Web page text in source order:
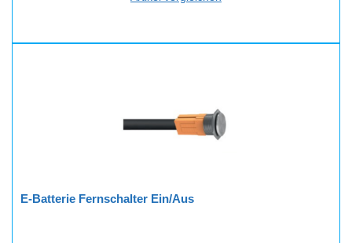
E-Batterie Fernschalter Ein/Aus